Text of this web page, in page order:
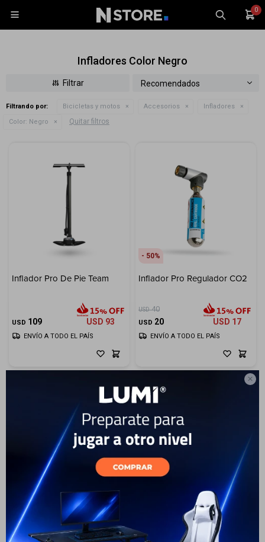

0

Infladores Color Negro
Recomendados
Filtrando por: Bicicletas y motos Accesorios
Infladores
Color: Negro Quitar filtros
Inflador Pro De Pie Team
USD 109 USD 93
ENVÍO A TODO EL PAÍS
50
Inflador Pro Regulador CO2
USD 40
USD 20 USD 17
ENVÍO A TODO EL PAÍS
Inflador Pro Mini
Compactc/Manguera Pres
Marcas
Cuenta
Celulares